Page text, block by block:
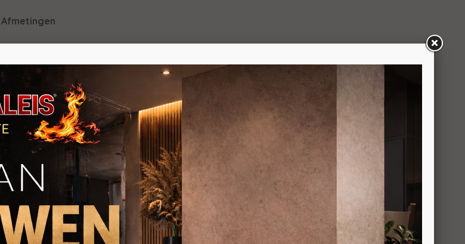
Afmetingen
maken. Naast de verschillende afmetingen hebben we ook nog 32 verschillende steensoorten
waar u uit kunt kiezen. Zo kunt u de perfecte match maken tussen de schouw en uw interieur.
Deze schouw heeft ook nog een grote broer, de Amarillo S. Deze is echter zoals u kunt zien als u
op de link klikt, veel strakker gestyled.
Extra's
Het is mogelijk om een vloerplaat en tegelwand aan te schaffen in dezelfde steensoort als de
schouw. Er zijn uiteenlopende prijsklassen voor de verschillende steensoorten.
Hieronder zijn de steensoorten verdeeld in zes prijsklassen:
Prijsklasse 1: Arenisca, Alba,Amarillo,Bufon,Caliza Capri, Cremo Marfilza, Lumaquella, Mocca
Crème, Rosa Zarci, Sierra Elvira.
Prijsklasse 2: Calatorao, Negro Marquina, Rojo Alicante.
Prijsklasse 3: Travertino Jara, Travertino Oro, Travertino Rojo.